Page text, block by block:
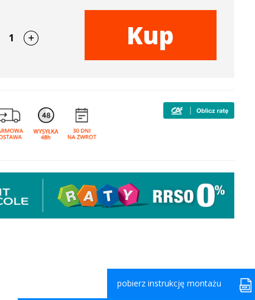
Kup
pobierz instrukcję montażu